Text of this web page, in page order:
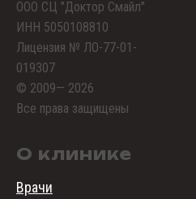
ООО СЦ "Доктор Смайл"
ИНН 5050108810
Лицензия № ЛО-77-01-
019307
© 2009— 2026
Все права защищены
О клинике
Врачи